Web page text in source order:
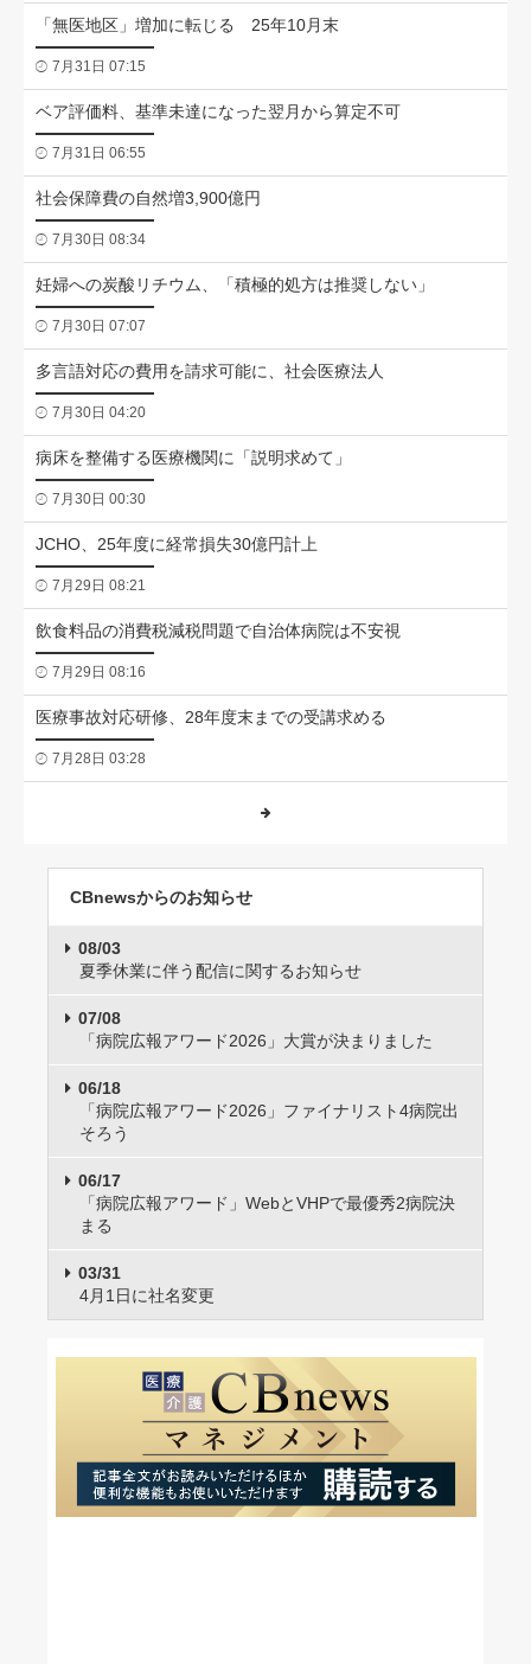
「無医地区」増加に転じる 25年10月末
7月31日 07:15
ベア評価料、基準未達になった翌月から算定不可
7月31日 06:55
社会保障費の自然増3,900億円
7月30日 08:34
妊婦への炭酸リチウム、「積極的処方は推奨しない」
7月30日 07:07
多言語対応の費用を請求可能に、社会医療法人
7月30日 04:20
病床を整備する医療機関に「説明求めて」
7月30日 00:30
JCHO、25年度に経常損失30億円計上
7月29日 08:21
飲食料品の消費税減税問題で自治体病院は不安視
7月29日 08:16
医療事故対応研修、28年度末までの受講求める
7月28日 03:28
CBnewsからのお知らせ
08/03
夏季休業に伴う配信に関するお知らせ
07/08
「病院広報アワード2026」大賞が決まりました
06/18
「病院広報アワード2026」ファイナリスト4病院出
そろう
06/17
「病院広報アワード」WebとVHPで最優秀2病院決
まる
03/31
4月1日に社名変更